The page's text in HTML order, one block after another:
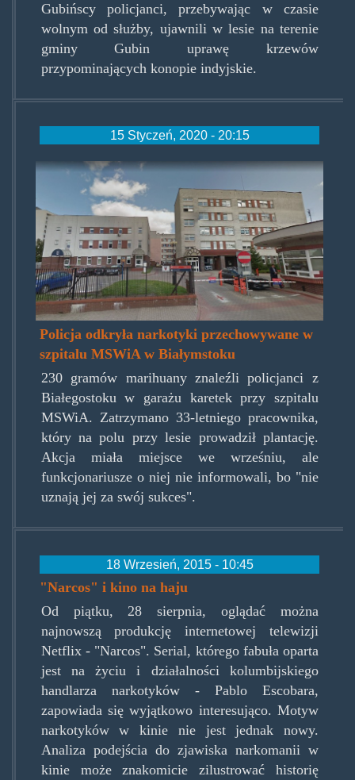
Gubińscy policjanci, przebywając w czasie
wolnym od służby, ujawnili w lesie na terenie
gminy Gubin uprawę krzewów
przypominających konopie indyjskie.
15 Styczeń, 2020 - 20:15
mswia_w_bialymstoku.jpg
Policja odkryła narkotyki przechowywane w
szpitalu MSWiA w Białymstoku
230 gramów marihuany znaleźli policjanci z
Białegostoku w garażu karetek przy szpitalu
MSWiA. Zatrzymano 33-letniego pracownika,
który na polu przy lesie prowadził plantację.
Akcja miała miejsce we wrześniu, ale
funkcjonariusze o niej nie informowali, bo "nie
uznają jej za swój sukces".
18 Wrzesień, 2015 - 10:45
"Narcos" i kino na haju
Od piątku, 28 sierpnia, oglądać można
najnowszą produkcję internetowej telewizji
Netflix - "Narcos". Serial, którego fabuła oparta
jest na życiu i działalności kolumbijskiego
handlarza narkotyków - Pablo Escobara,
zapowiada się wyjątkowo interesująco. Motyw
narkotyków w kinie nie jest jednak nowy.
Analiza podejścia do zjawiska narkomanii w
kinie może znakomicie zilustrować historię